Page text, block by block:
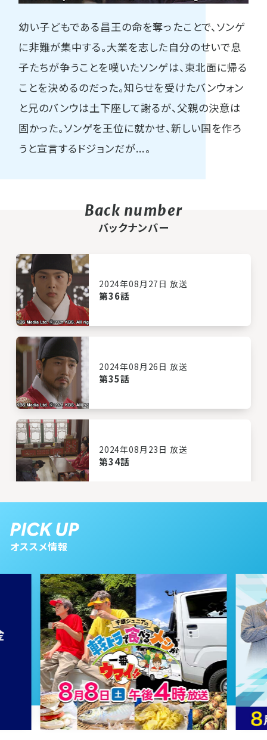
幼い子どもである昌王の命を奪ったことで、ソンゲ
に非難が集中する。大業を志した自分のせいで息
子たちが争うことを嘆いたソンゲは、東北面に帰る
ことを決めるのだった。知らせを受けたバンウォン
と兄のバンウは土下座して謝るが、父親の決意は
固かった。ソンゲを王位に就かせ、新しい国を作ろ
うと宣言するドジョンだが...。
バックナンバー
2024年08月27日 放送
第36話
2024年08月26日 放送
第35話
2024年08月23日 放送
第34話
2024年08月21日 放送
第32話
2024年08月20日 放送
第31話
オススメ情報